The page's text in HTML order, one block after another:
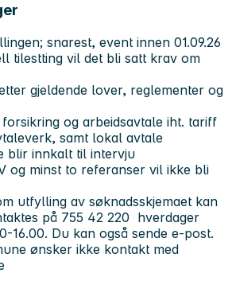
snarest, event innen 01.09.26
tilestting vil det bli satt krav om
gjeldende lover, reglementer og
og arbeidsavtale iht. tariff
samt lokal avtale
blir innkalt til intervju
og minst to referanser vil ikke bli
utfylling av søknadsskjemaet kan
på 755 42 220 hverdager
16.00. Du kan også sende e-post.
ønsker ikke kontakt med